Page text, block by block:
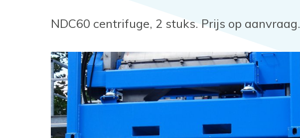
NDC60 centrifuge, 2 stuks. Prijs op aanvraag.